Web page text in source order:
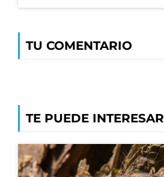
TU COMENTARIO
TE PUEDE INTERESAR